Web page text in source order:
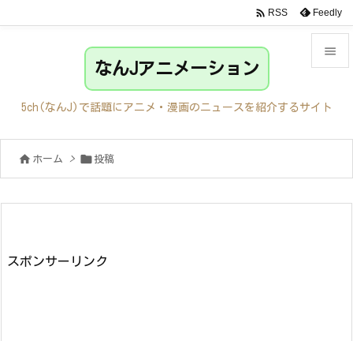

サイド
前へ

 RSS Feedly
なんJアニメーション
5ch(なんJ)で話題にアニメ・漫画のニュースを紹介するサイト
 ホーム >  投稿
スポンサーリンク